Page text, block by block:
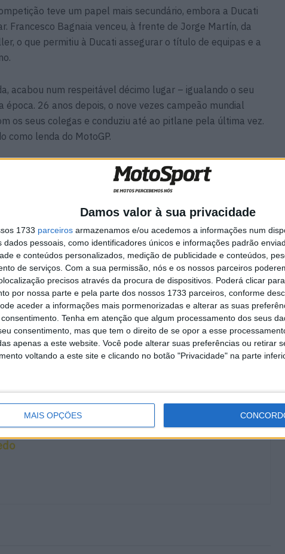
Damos valor à sua privacidade
1733 parceiros armazenamos e/ou acedemos a informações num
dados pessoais, como identificadores únicos e informações padrão
e conteúdos personalizados, medição de publicidade e conteúdos,
de serviços. Com a sua permissão, nós e os nossos parceiros
precisos através da procura de dispositivos. Poderá clicar
por nossa parte e pela parte dos nossos 1733 parceiros, conforme
aceder a informações mais pormenorizadas e alterar as suas
Tenha em atenção que algum processamento dos seus
consentimento, mas que tem o direito de se opor a esse
apenas a este website. Você pode alterar suas preferências ou retirar
voltando a este site e clicando no botão "Privacidade" na parte
MAIS OPÇÕES
teve um papel mais secundário, embora a Ducati
Francesco Bagnaia venceu, à frente de Jorge Martín, da
o que permitiu à Ducati assegurar o título de equipas e a
acabou num respeitável décimo lugar – igualando o seu
26 anos depois, o nove vezes campeão mundial
os seus colegas e conduziu até ao pitlane pela última vez.
como lenda do MotoGP.
acredita que a Aprilia está
fora do alcance da Ducati em
Silverstone
luta pelo título ainda não estava fechada. Raúl Fernández
lugar foi o suficiente para Remy Gardner assegurar o título
MotoGP 2021 Remy Gardner Valentino Rossi